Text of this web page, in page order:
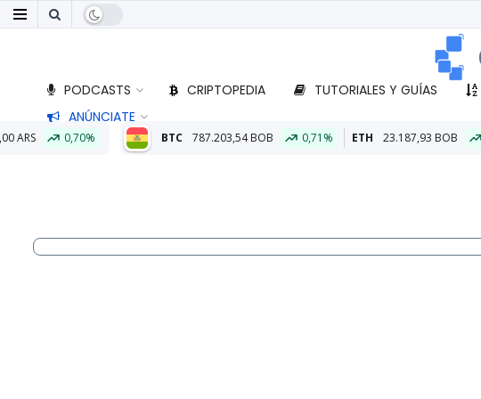
PODCASTS CRIPTOPEDIA TUTORIALES Y GUÍAS
ANÚNCIATE
BTC 787.203,54 BOB 0,71% ETH 23.187,93 BOB 0,97% Aliado